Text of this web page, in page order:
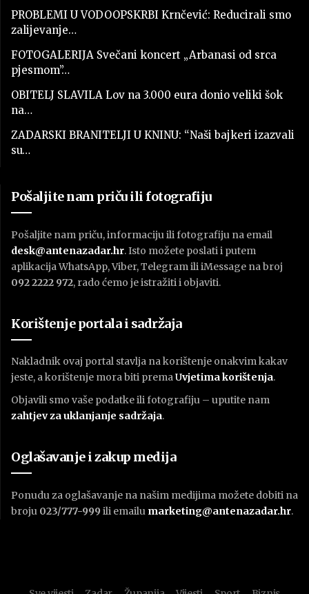
PROBLEMI U VODOOPSKRBI Krnčević: Reducirali smo
zalijevanje…
FOTOGALERIJA Svečani koncert „Arbanasi od srca
pjesmom”…
OBITELJ SLAVILA Lov na 3.000 eura donio veliki šok
na…
ZADARSKI BRANITELJI U KNINU: “Naši bajkeri izazvali
su…
Pošaljite nam priču ili fotografiju
Pošaljite nam priču, informaciju ili fotografiju na email
desk@antenazadar.hr. Isto možete poslati i putem
aplikacija WhatsApp, Viber, Telegram ili iMessage na broj
092 2222 972, rado ćemo je istražiti i objaviti.
Korištenje portala i sadržaja
Nakladnik ovaj portal stavlja na korištenje onakvim kakav
jeste, a korištenje mora biti premaUvjetima korištenja.
Objavili smo vaše podatke ili fotografiju – uputite nam
zahtjev za uklanjanje sadržaja.
Oglašavanje i zakup medija
Ponudu za oglašavanje na našim medijima možete dobiti na
broju 023/777-999 ili emailu marketing@antenazadar.hr.